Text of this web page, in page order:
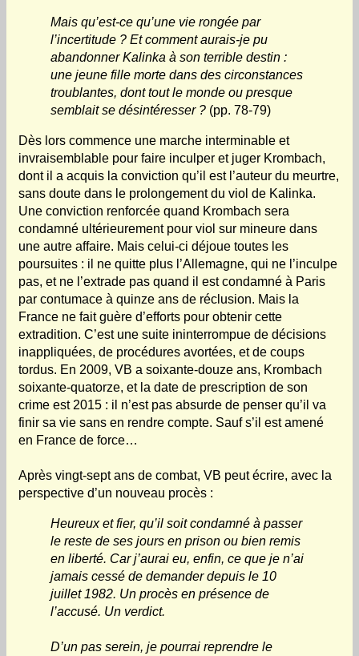
Mais qu’est-ce qu’une vie rongée par
l’incertitude ? Et comment aurais-je pu
abandonner Kalinka à son terrible destin :
une jeune fille morte dans des circonstances
troublantes, dont tout le monde ou presque
semblait se désintéresser ? (pp. 78-79)
Dès lors commence une marche interminable et
invraisemblable pour faire inculper et juger Krombach,
dont il a acquis la conviction qu’il est l’auteur du meurtre,
sans doute dans le prolongement du viol de Kalinka.
Une conviction renforcée quand Krombach sera
condamné ultérieurement pour viol sur mineure dans
une autre affaire. Mais celui-ci déjoue toutes les
poursuites : il ne quitte plus l’Allemagne, qui ne l’inculpe
pas, et ne l’extrade pas quand il est condamné à Paris
par contumace à quinze ans de réclusion. Mais la
France ne fait guère d’efforts pour obtenir cette
extradition. C’est une suite ininterrompue de décisions
inappliquées, de procédures avortées, et de coups
tordus. En 2009, VB a soixante-douze ans, Krombach
soixante-quatorze, et la date de prescription de son
crime est 2015 : il n’est pas absurde de penser qu’il va
finir sa vie sans en rendre compte. Sauf s’il est amené
en France de force…
Après vingt-sept ans de combat, VB peut écrire, avec la
perspective d’un nouveau procès :
Heureux et fier, qu’il soit condamné à passer
le reste de ses jours en prison ou bien remis
en liberté. Car j’aurai eu, enfin, ce que je n’ai
jamais cessé de demander depuis le 10
juillet 1982. Un procès en présence de
l’accusé. Un verdict.
D’un pas serein, je pourrai reprendre le